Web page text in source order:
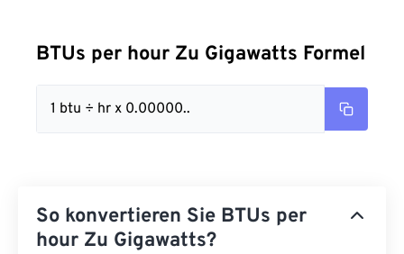
BTUs per hour Zu Gigawatts Formel
1 btu ÷ hr x 0.00000..
So konvertieren Sie BTUs per
hour Zu Gigawatts?